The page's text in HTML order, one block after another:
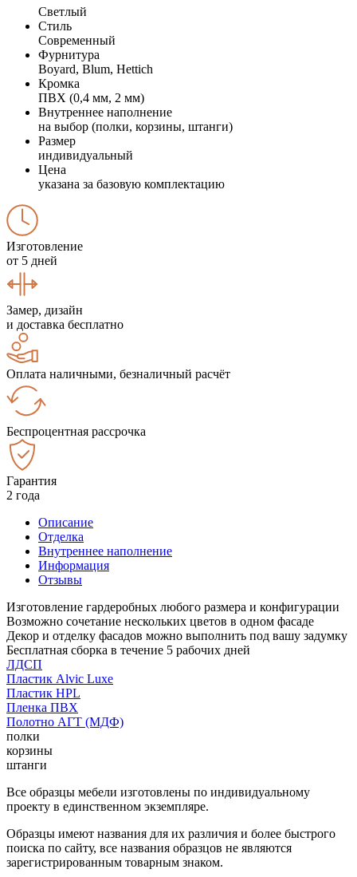
Светлый
Стиль
Современный
Фурнитура
Boyard, Blum, Hettich
Кромка
ПВХ (0,4 мм, 2 мм)
Внутреннее наполнение
на выбор (полки, корзины, штанги)
Размер
индивидуальный
Цена
указана за базовую комплектацию
Изготовление
от 5 дней
Замер, дизайн
и доставка бесплатно
Оплата наличными, безналичный расчёт
Беспроцентная рассрочка
Гарантия
2 года
Описание
Отделка
Внутреннее наполнение
Информация
Отзывы
Изготовление гардеробных любого размера и конфигурации
Возможно сочетание нескольких цветов в одном фасаде
Декор и отделку фасадов можно выполнить под вашу задумку
Бесплатная сборка в течение 5 рабочих дней
ЛДСП
Пластик Alvic Luxe
Пластик HPL
Пленка ПВХ
Полотно АГТ (МДФ)
полки
корзины
штанги
Все образцы мебели изготовлены по индивидуальному
проекту в единственном экземпляре.
Образцы имеют названия для их различия и более быстрого
поиска по сайту, все названия образцов не являются
зарегистрированным товарным знаком.